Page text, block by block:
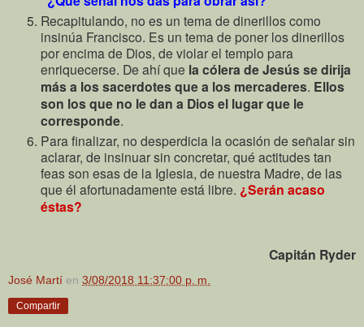
Recapitulando, no es un tema de dinerillos como
insinúa Francisco. Es un tema de poner los dinerillos
por encima de Dios, de violar el templo para
enriquecerse. De ahí que la cólera de Jesús se dirija
más a los sacerdotes que a los mercaderes. Ellos
son los que no le dan a Dios el lugar que le
corresponde.
Para finalizar, no desperdicia la ocasión de señalar sin
aclarar, de insinuar sin concretar, qué actitudes tan
feas son esas de la Iglesia, de nuestra Madre, de las
que él afortunadamente está libre. ¿Serán acaso
éstas?
Capitán Ryder
José Martí en 3/08/2018 11:37:00 p. m.
Compartir